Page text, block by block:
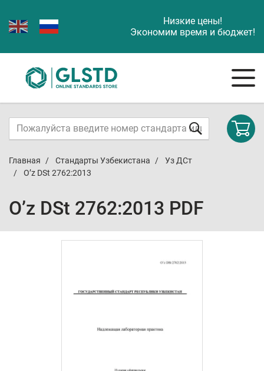
Низкие цены!
Экономим время и бюджет!
Главная Стандарты Узбекистана
Уз ДСт
O’z DSt 2762:2013
O’z DSt 2762:2013 PDF